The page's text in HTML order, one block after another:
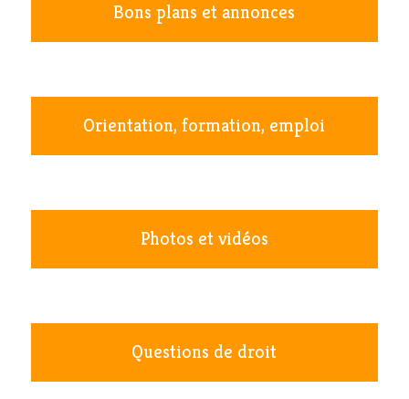
Bons plans et annonces
Orientation, formation, emploi
Photos et vidéos
Questions de droit